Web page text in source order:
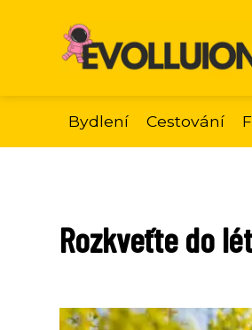
Bydlení Cestování
Rozkveťte do